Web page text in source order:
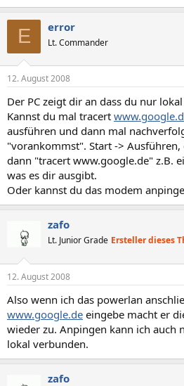
E error
Lt. Commander
12. August 2008
Der PC zeigt dir an dass du nur
Kannst du mal tracert
ausführen und dann mal
"vorankommst". Start ->
dann "tracert www.google.de" z.B.
was es dir ausgibt.
Oder kannst du das modem
zafo
Lt. Junior Grade Ersteller dieses
12. August 2008
Also wenn ich das powerlan
www.google.de eingebe macht er
wieder zu. Anpingen kann ich auch
lokal verbunden.
zafo